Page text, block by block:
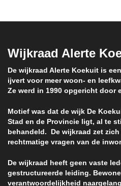
Wijkraad Alerte
De wijkraad Alerte Koekuit is
ijvert voor meer woon- en
Ze werd in 1990 opgericht door
Motief was dat de wijk De
Stad en de Provincie ligt, al te
behandeld. De wijkraad zet
rechtmatige vragen van de
De wijkraad heeft geen vaste
gestructureerde leiding.
verantwoordelijkheid